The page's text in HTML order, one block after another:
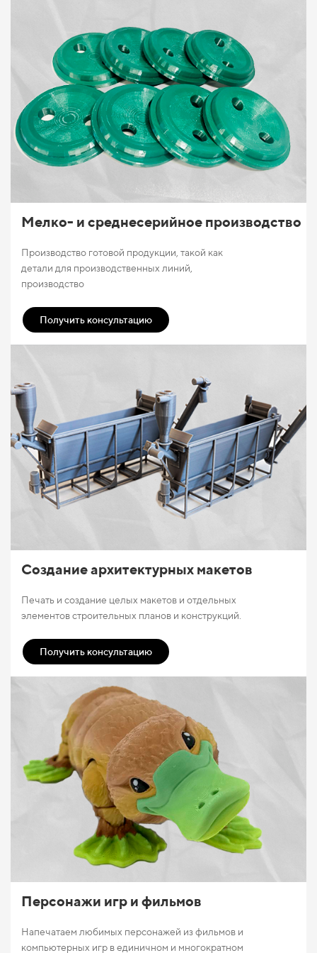
Мелко- и среднесерийное производство
Производство готовой продукции, такой как
детали для производственных линий,
производство
Получить консультацию
Создание архитектурных макетов
Печать и создание целых макетов и отдельных
элементов строительных планов и конструкций.
Получить консультацию
Персонажи игр и фильмов
Напечатаем любимых персонажей из фильмов и
компьютерных игр в единичном и многократном